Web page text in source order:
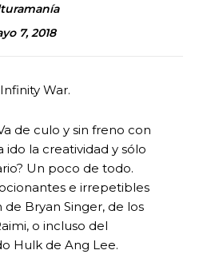
7, 2018
War.
de culo y sin freno con
ido la creatividad y sólo
Un poco de todo.
e irrepetibles
Bryan Singer, de los
o incluso del
Hulk de Ang Lee.